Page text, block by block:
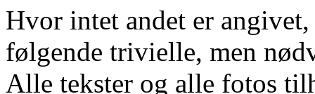
Hvor intet andet er
følgende trivielle, men
Alle tekster og alle fotos